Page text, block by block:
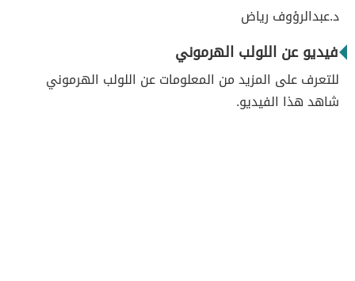
د.عبدالرؤوف رياض
فيديو عن اللولب الهرموني
للتعرف على المزيد من المعلومات عن اللولب الهرموني
شاهد هذا الفيديو.